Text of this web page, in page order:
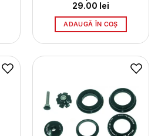
29.00 lei
ADAUGĂ ÎN COȘ